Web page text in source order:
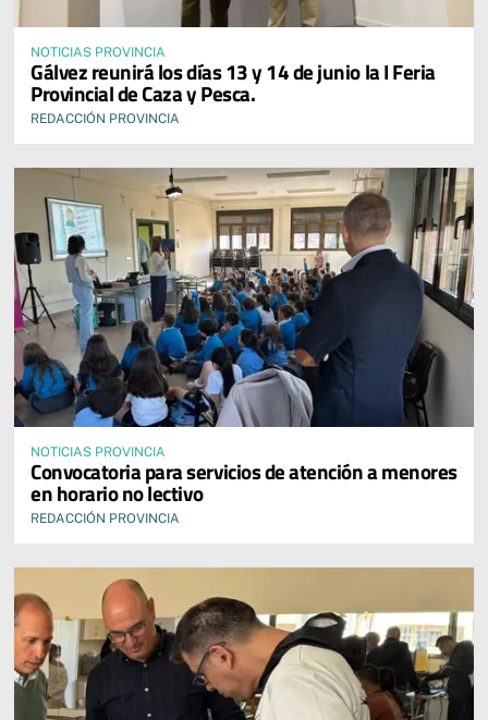
NOTICIAS PROVINCIA
Gálvez reunirá los días 13 y 14 de junio la I Feria
Provincial de Caza y Pesca.
REDACCIÓN PROVINCIA
NOTICIAS PROVINCIA
Convocatoria para servicios de atención a menores
en horario no lectivo
REDACCIÓN PROVINCIA